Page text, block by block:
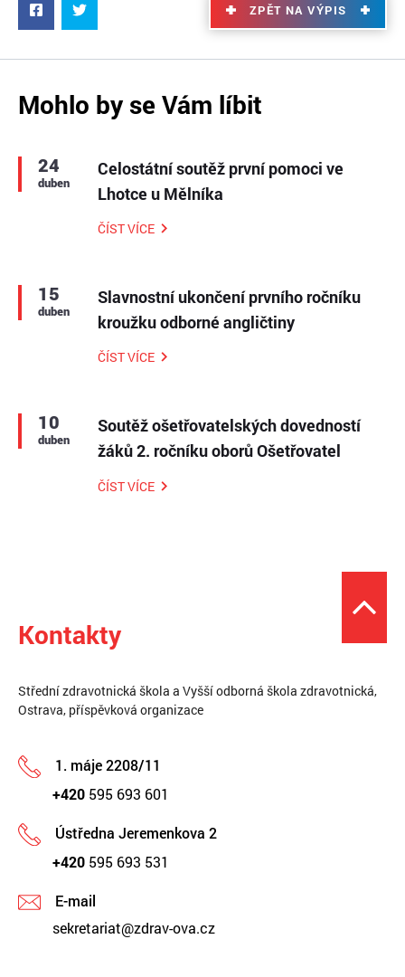
ZPĚT NA VÝPIS
Mohlo by se Vám líbit
24
duben
Celostátní soutěž první pomoci ve
Lhotce u Mělníka
ČÍST VÍCE
15
duben
Slavnostní ukončení prvního ročníku
kroužku odborné angličtiny
ČÍST VÍCE
10
duben
Soutěž ošetřovatelských dovedností
žáků 2. ročníku oborů Ošetřovatel
ČÍST VÍCE
Kontakty
Střední zdravotnická škola a Vyšší odborná škola zdravotnická,
Ostrava, příspěvková organizace
1. máje 2208/11
+420 595 693 601
Ústředna Jeremenkova 2
+420 595 693 531
E-mail
sekretariat@zdrav-ova.cz